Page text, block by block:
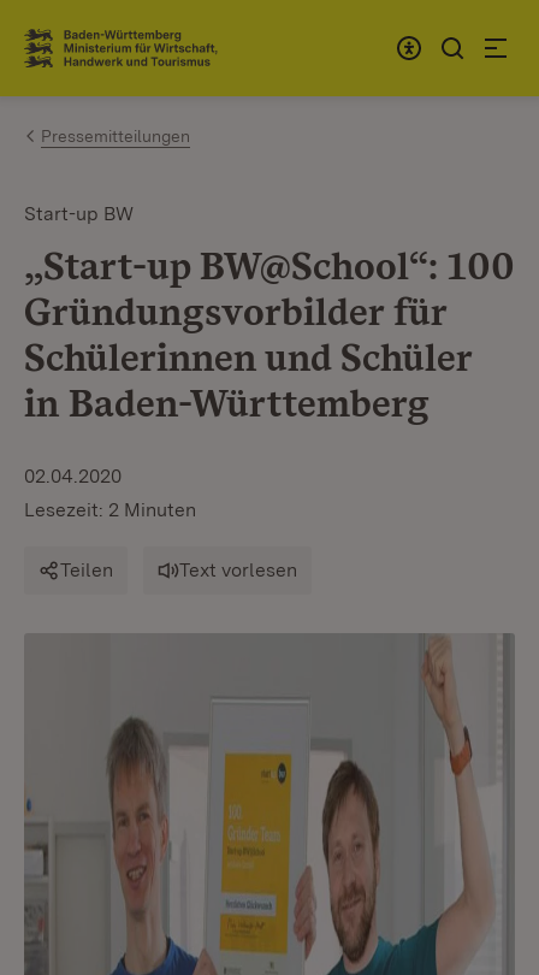
Zum Inhalt springen
Link zur Startseite
Pressemitteilungen
Start-up BW
„Start-up BW@School“: 100
Gründungsvorbilder für
Schülerinnen und Schüler
in Baden-Württemberg
02.04.2020
Lesezeit: 2 Minuten
Teilen Text vorlesen